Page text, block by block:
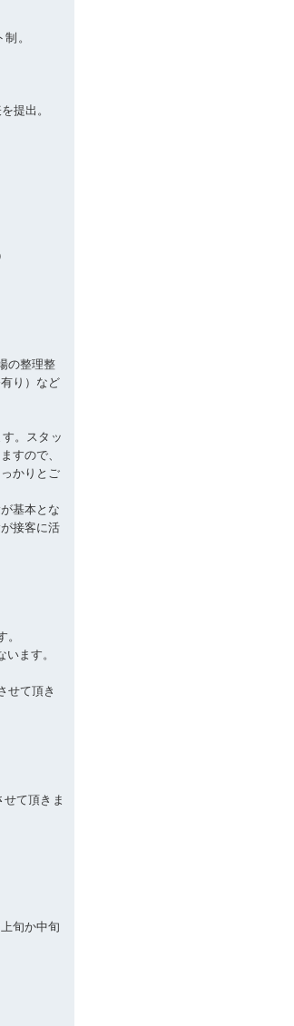
。
提出。
の整理整
り）など
。スタッ
すので、
かりとご
基本とな
接客に活
ます。
せて頂き
て頂きま
旬か中旬